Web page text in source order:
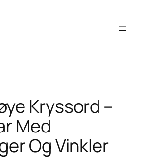
Kryssord –
Med
Og Vinkler